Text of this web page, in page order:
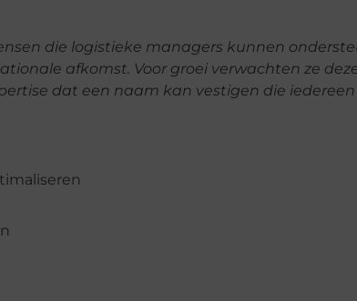
die logistieke managers kunnen
afkomst. Voor groei verwachten ze
dat een naam kan vestigen die iedereen